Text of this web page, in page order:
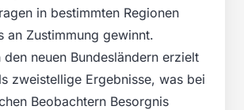
in bestimmten Regionen
an Zustimmung gewinnt.
den neuen Bundesländern erzielt
zweistellige Ergebnisse, was bei
Beobachtern Besorgnis